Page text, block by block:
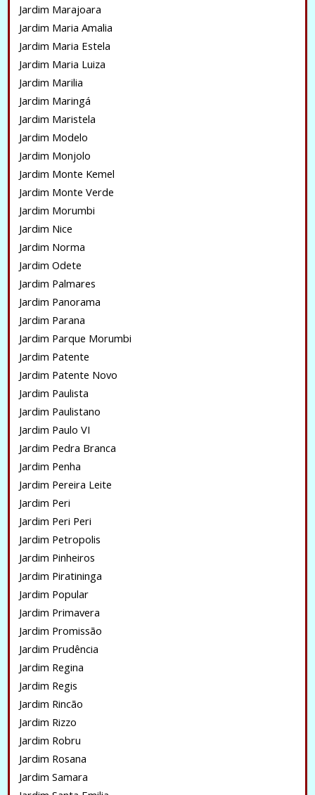
Jardim Marajoara
Jardim Maria Amalia
Jardim Maria Estela
Jardim Maria Luiza
Jardim Marilia
Jardim Maringá
Jardim Maristela
Jardim Modelo
Jardim Monjolo
Jardim Monte Kemel
Jardim Monte Verde
Jardim Morumbi
Jardim Nice
Jardim Norma
Jardim Odete
Jardim Palmares
Jardim Panorama
Jardim Parana
Jardim Parque Morumbi
Jardim Patente
Jardim Patente Novo
Jardim Paulista
Jardim Paulistano
Jardim Paulo VI
Jardim Pedra Branca
Jardim Penha
Jardim Pereira Leite
Jardim Peri
Jardim Peri Peri
Jardim Petropolis
Jardim Pinheiros
Jardim Piratininga
Jardim Popular
Jardim Primavera
Jardim Promissão
Jardim Prudência
Jardim Regina
Jardim Regis
Jardim Rincão
Jardim Rizzo
Jardim Robru
Jardim Rosana
Jardim Samara